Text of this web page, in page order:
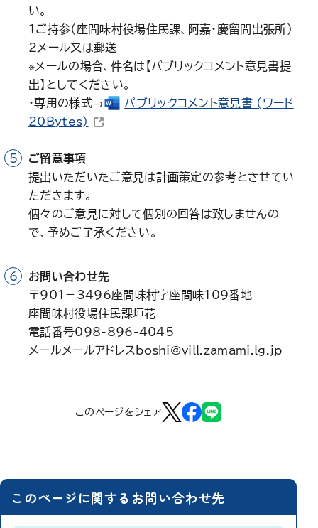
い。
1ご持参（座間味村役場住民課、阿嘉・慶留間出張所）
2メール又は郵送
※メールの場合、件名は【パブリックコメント意見書提
出】としてください。
・専用の様式→
パブリックコメント意見書 (ワード
20Bytes) （新しいウィンドウで開きます）
ご留意事項
提出いただいたご意見は計画策定の参考とさせてい
ただきます。
個々のご意見に対して個別の回答は致しませんの
で、予めご了承ください。
お問い合わせ先
〒901－3496座間味村字座間味109番地
座間味村役場住民課垣花
電話番号098-896-4045
メールメールアドレスboshi@vill.zamami.lg.jp
このページをシェア
このページに関するお問い合わせ先